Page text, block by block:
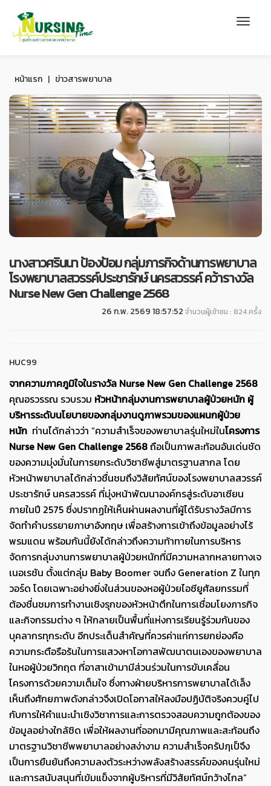
หน้าแรก | ข่าวสารพยาบาล
นางสาวศรินนา ป้องป้อม กลุ่มภารกิจด้านการพยาบาล
โรงพยาบาลสวรรค์ประชารักษ์ นครสวรรค์ คว้ารางวัล
Nurse New Gen Challenge 2568
26 ก.พ. 2569 18:57:52 จำนวนผู้เข้าชม : 824 ครั้ง
HUC99
จากความภาคภูมิใจในรางวัล Nurse New Gen Challenge 2568
คุณอรวรรณ รวบรวม หัวหน้ากลุ่มงานการพยาบาลผู้ป่วยหนัก ผู้
บริหารระดับนโยบายของกลุ่มงานดูภาพรวมของแผนกผู้ป่วย
หนัก ท่านได้กล่าวว่า “ความสำเร็จของพยาบาลรุ่นใหม่ในโครงการ
Nurse New Gen Challenge 2568ถือเป็นภาพสะท้อนอันเด่นชัด
ของความมุ่งมั่นในการยกระดับวิชาชีพสู่มาตรฐานสากล โดย
หัวหน้าพยาบาลได้กล่าวชื่นชมถึงวิสัยทัศน์ของโรงพยาบาลสวรรค์
ประชารักษ์ นครสวรรค์ ที่มุ่งหน้าพัฒนาองค์กรสู่ระดับอาเซียน
ภายในปี 2575 ซึ่งปรากฏให้เห็นผ่านผลงานที่ผู้ได้รับรางวัลมีการ
จัดทำคำบรรยายภาษาอังกฤษ เพื่อสร้างการเข้าถึงข้อมูลอย่างไร้
พรมแดน พร้อมกันนี้ยังได้กล่าวถึงความท้าทายในการบริหาร
จัดการกลุ่มงานการพยาบาลผู้ป่วยหนักที่มีความหลากหลายทางเจ
เนอเรชัน ตั้งแต่กลุ่ม Baby Boomer จนถึง Generation Z ในทุก
วอร์ด โดยเฉพาะอย่างยิ่งในส่วนของหอผู้ป่วยไอซียูศัลยกรรมที่
ต้องชื่นชมการทำงานเชิงรุกของหัวหน้าตึกในการเชื่อมโยงภารกิจ
และกิจกรรมต่าง ๆ ให้กลายเป็นพื้นที่แห่งการเรียนรู้ร่วมกันของ
บุคลากรทุกระดับ อีกประเด็นสำคัญที่ควรค่าแก่การยกย่องคือ
ความกระตือรือร้นในการแสวงหาโอกาสพัฒนาตนเองของพยาบาล
ในหอผู้ป่วยวิกฤต ที่อาสาเข้ามามีส่วนร่วมในการขับเคลื่อน
โครงการด้วยความเต็มใจ ซึ่งทางฝ่ายบริหารการพยาบาลได้เล็ง
เห็นถึงศักยภาพดังกล่าวจึงเปิดโอกาสให้ลงมือปฏิบัติจริงควบคู่ไป
กับการให้คำแนะนำเชิงวิชาการและการตรวจสอบความถูกต้องของ
ข้อมูลอย่างใกล้ชิด เพื่อให้ผลงานที่ออกมามีคุณภาพและสะท้อนถึง
มาตรฐานวิชาชีพพยาบาลอย่างสง่างาม ความสำเร็จครัปฦเป็จึง
เป็นการยืนยันถึงความลงตัวระหว่างพลังสร้างสรรค์ของคนรุ่นใหม่
และการสนับสนุนที่เข้มแข็งจากผู้บริหารที่มีวิสัยทัศน์กว้างไกล”